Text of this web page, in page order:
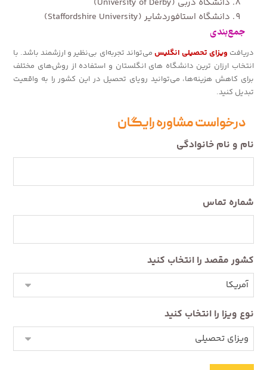
دانشگاه دربی (University of Derby)
دانشگاه استافوردشایر (Staffordshire University)
جمع‌بندی
دریافت ویزای تحصیلی انگلیس می‌تواند تجربه‌ای بی‌نظیر و ارزشمند باشد. با
انتخاب ارزان‌ ترین دانشگاه های انگلستان و استفاده از روش‌های مختلف
برای کاهش هزینه‌ها، می‌توانید رویای تحصیل در این کشور را به واقعیت
تبدیل کنید.
درخواست مشاوره رایگان
نام و نام خانوادگی
شماره تماس
کشور مقصد را انتخاب کنید
نوع ویزا را انتخاب کنید